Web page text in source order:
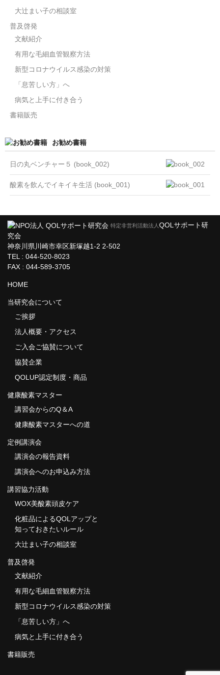
大辻まい子の相談室
普及啓発
文献紹介
有用な毛細血管観察方法
新型コロナウイルス感染の対策
「息苦しい方」へ
病気と上手に付き合う
書籍販売
お勧め書籍
日の丸ベンチャー５ (book_002)
酸素を飲んでイキイキ生活 (book_001)
特定非営利活動法人 QOLサポート研
究会
神奈川県川崎市幸区新塚越1-2 2-502
TEL : 044-520-8023
FAX : 044-589-3705
HOME
当研究会について
ご挨拶
法人概要・アクセス
ご入会ご協賛について
協賛企業
QOLUP認定制度・商品
健康酸素マスター
講習会からのQ＆A
健康酸素マスターへの道
定例講演会
講演会の報告資料
講演会へのお申込み方法
講習協力活動
WOX美酸素頭皮ケア
化粧品によるQOLアップと
知っておきたいルール
大辻まい子の相談室
普及啓発
文献紹介
有用な毛細血管観察方法
新型コロナウイルス感染の対策
「息苦しい方」へ
病気と上手に付き合う
書籍販売